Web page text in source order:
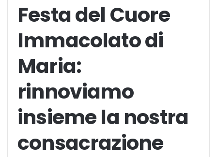
Festa del Cuore
Immacolato di
Maria:
rinnoviamo
insieme la nostra
consacrazione